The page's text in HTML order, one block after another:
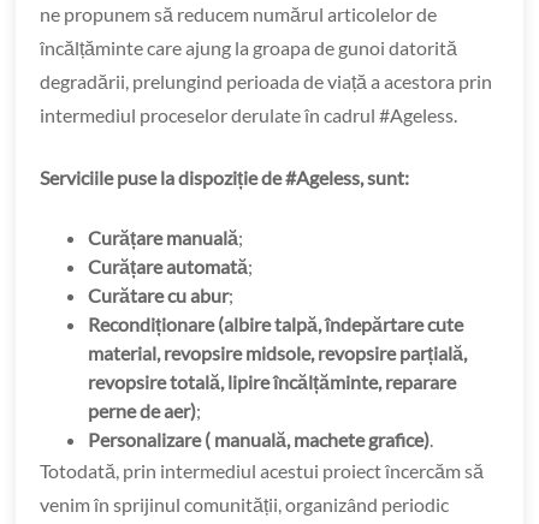
ne propunem să reducem numărul articolelor de
încălțăminte care ajung la groapa de gunoi datorită
degradării, prelungind perioada de viață a acestora prin
intermediul proceselor derulate în cadrul #Ageless.
Serviciile puse la dispoziție de #Ageless, sunt:
Curățare manuală;
Curățare automată;
Curătare cu abur;
Recondiționare (albire talpă, îndepărtare cute
material, revopsire midsole, revopsire parțială,
revopsire totală, lipire încălțăminte, reparare
perne de aer);
Personalizare ( manuală, machete grafice)
Totodată, prin intermediul acestui proiect încercăm să
venim în sprijinul comunității, organizând periodic